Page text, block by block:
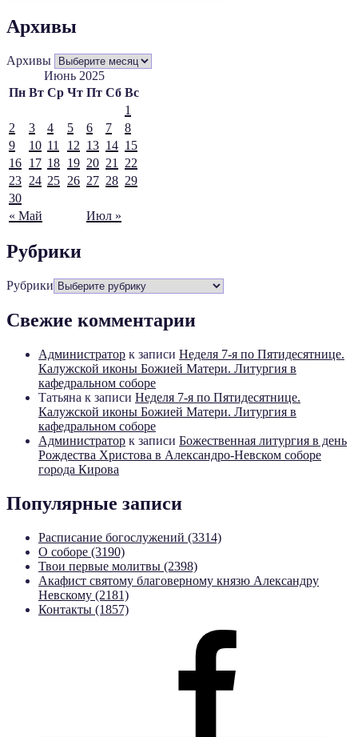
Архивы
Архивы
Июнь 2025
Пн Вт Ср Чт Пт Сб Вс
« Май Июл »
1
2
3 4 5 6 7
8
9
10 11 12 13 14 15
16 17 18 19 20 21
22
23 24 25 26 27 28 29
30
Рубрики
Рубрики
Свежие комментарии
Администратор к записи Неделя 7-я по Пятидесятнице.
Калужской иконы Божией Матери. Литургия в
кафедральном соборе
Татьяна к записи Неделя 7-я по Пятидесятнице.
Калужской иконы Божией Матери. Литургия в
кафедральном соборе
Администратор к записи Божественная литургия в день
Рождества Христова в Александро-Невском соборе
города Кирова
Популярные записи
Расписание богослужений (3314)
О соборе (3190)
Твои первые молитвы (2398)
Акафист святому благоверному князю Александру
Невскому (2181)
Контакты (1857)